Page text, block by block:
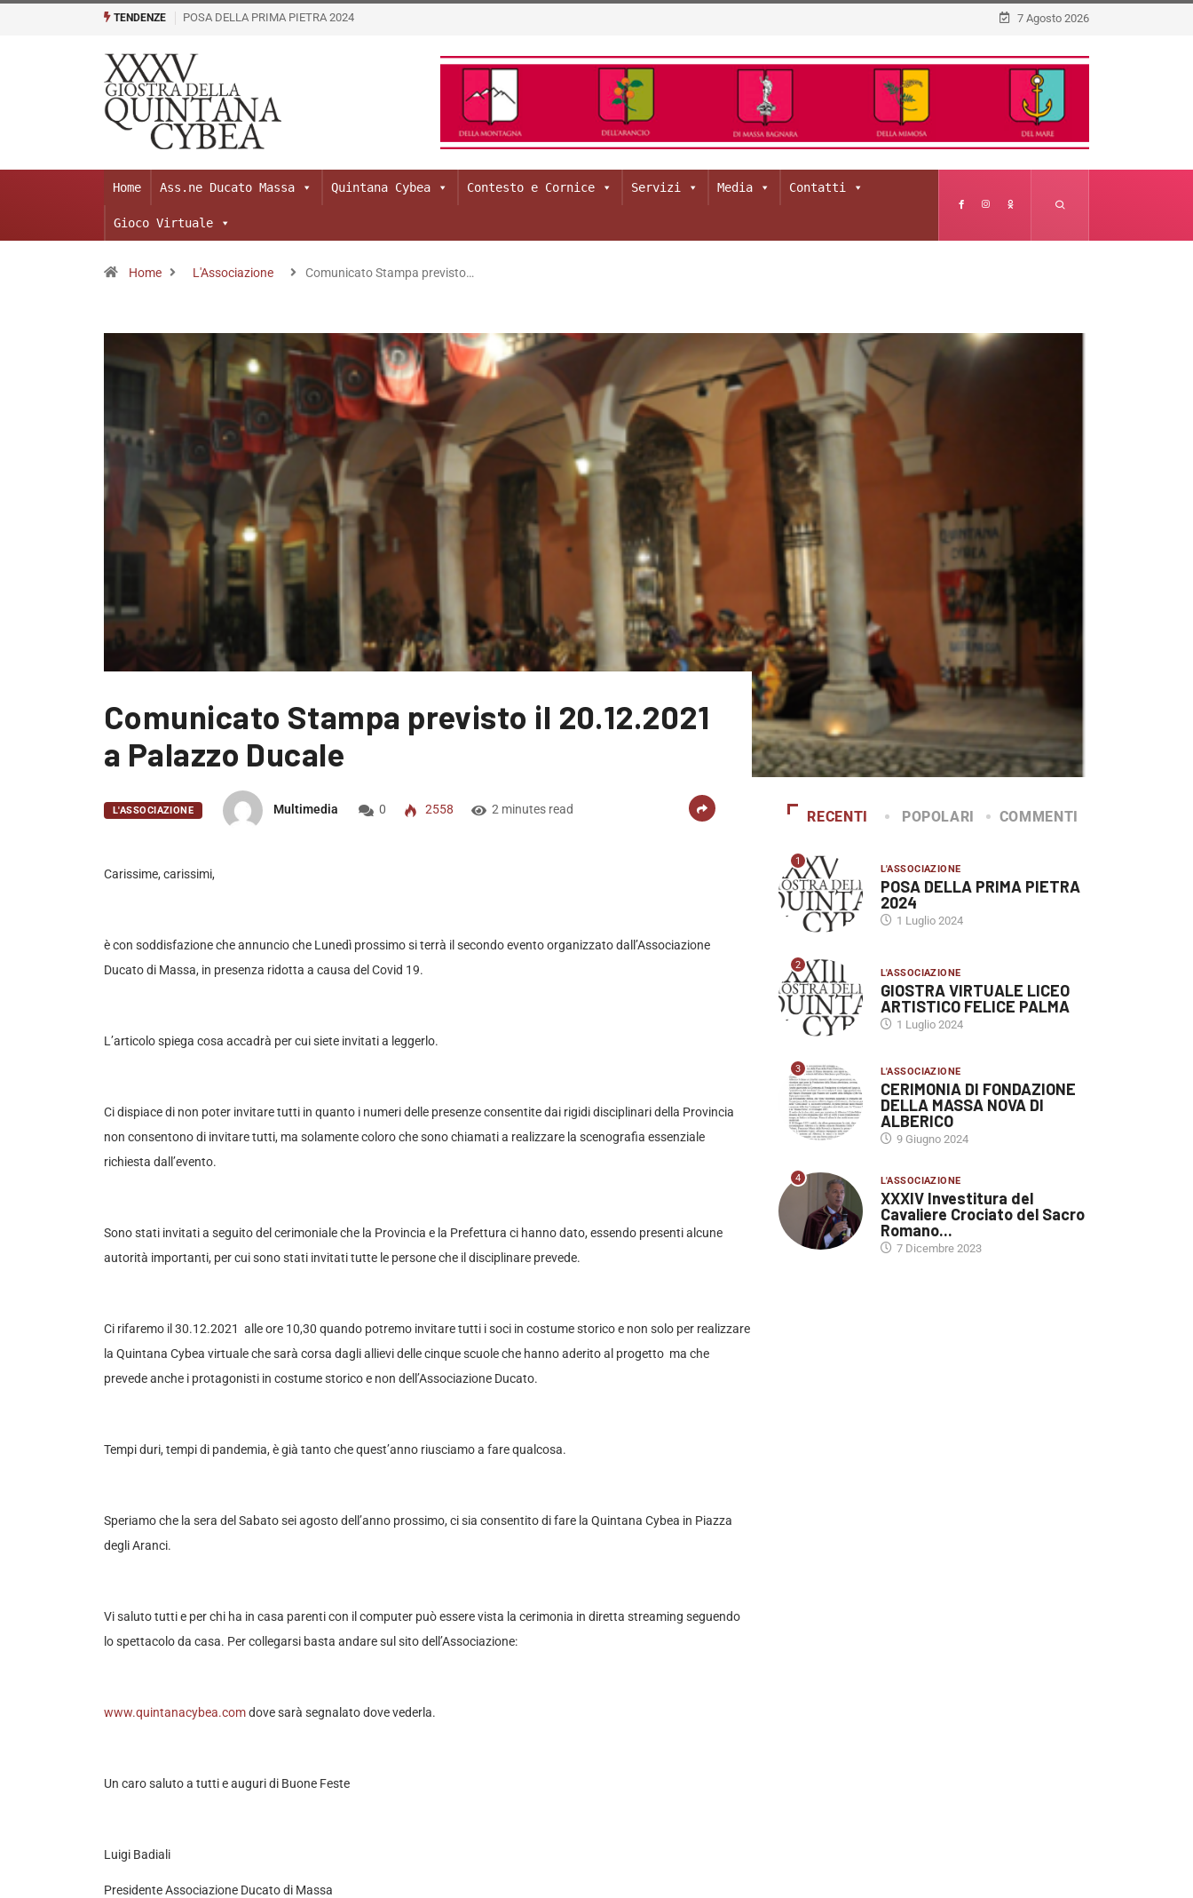
TENDENZE GIOSTRA VIRTUALE LICEO ARTISTICO FELICE PALMA 7 Agosto 2026
Home Ass.ne Ducato Massa Quintana Cybea Contesto e Cornice Servizi Media Contatti
Gioco Virtuale
Home L'Associazione Comunicato Stampa previsto…
Comunicato Stampa previsto il 20.12.2021
a Palazzo Ducale
L'ASSOCIAZIONE Multimedia 0 2558 2 minutes read
Carissime, carissimi,
è con soddisfazione che annuncio che Lunedì prossimo si terrà il secondo evento organizzato dall’Associazione
Ducato di Massa, in presenza ridotta a causa del Covid 19.
L’articolo spiega cosa accadrà per cui siete invitati a leggerlo.
Ci dispiace di non poter invitare tutti in quanto i numeri delle presenze consentite dai rigidi disciplinari della Provincia
non consentono di invitare tutti, ma solamente coloro che sono chiamati a realizzare la scenografia essenziale
richiesta dall’evento.
Sono stati invitati a seguito del cerimoniale che la Provincia e la Prefettura ci hanno dato, essendo presenti alcune
autorità importanti, per cui sono stati invitati tutte le persone che il disciplinare prevede.
Ci rifaremo il 30.12.2021 alle ore 10,30 quando potremo invitare tutti i soci in costume storico e non solo per realizzare
la Quintana Cybea virtuale che sarà corsa dagli allievi delle cinque scuole che hanno aderito al progetto ma che
prevede anche i protagonisti in costume storico e non dell’Associazione Ducato.
Tempi duri, tempi di pandemia, è già tanto che quest’anno riusciamo a fare qualcosa.
Speriamo che la sera del Sabato sei agosto dell’anno prossimo, ci sia consentito di fare la Quintana Cybea in Piazza
degli Aranci.
Vi saluto tutti e per chi ha in casa parenti con il computer può essere vista la cerimonia in diretta streaming seguendo
lo spettacolo da casa. Per collegarsi basta andare sul sito dell’Associazione:
www.quintanacybea.comdove sarà segnalato dove vederla.
Un caro saluto a tutti e auguri di Buone Feste
Luigi Badiali
Presidente Associazione Ducato di Massa
RECENTI POPOLARI COMMENTI
1
L'ASSOCIAZIONE
POSA DELLA PRIMA PIETRA
2024
1 Luglio 2024
2
L'ASSOCIAZIONE
GIOSTRA VIRTUALE LICEO
ARTISTICO FELICE PALMA
1 Luglio 2024
3 L'ASSOCIAZIONE
CERIMONIA DI FONDAZIONE
DELLA MASSA NOVA DI
ALBERICO
9 Giugno 2024
4 L'ASSOCIAZIONE
XXXIV Investitura del
Cavaliere Crociato del Sacro
Romano...
7 Dicembre 2023